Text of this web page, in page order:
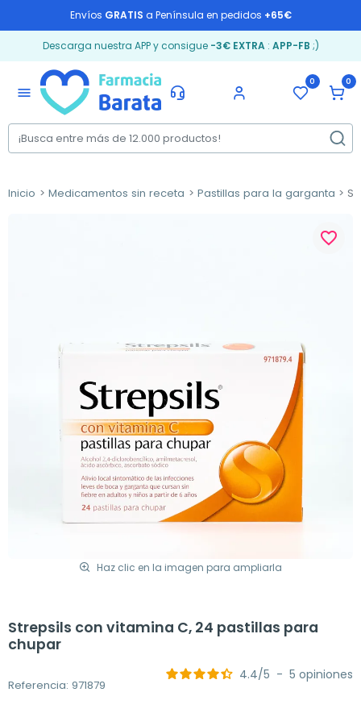
Envíos GRATIS a Península en pedidos +65€
Descarga nuestra APP y consigue -3€ EXTRA: APP-FB ;)
menu
0 0
Inicio Medicamentos sin receta Pastillas para la garganta
Haz clic en la imagen para ampliarla
favorite_border
Strepsils con vitamina C, 24 pastillas para
chupar
Referencia: 971879
4.4/5 - 5 opiniones